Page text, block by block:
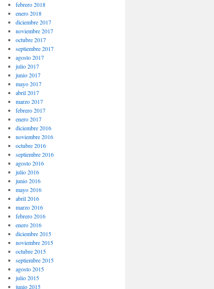
febrero 2018
enero 2018
diciembre 2017
noviembre 2017
octubre 2017
septiembre 2017
agosto 2017
julio 2017
junio 2017
mayo 2017
abril 2017
marzo 2017
febrero 2017
enero 2017
diciembre 2016
noviembre 2016
octubre 2016
septiembre 2016
agosto 2016
julio 2016
junio 2016
mayo 2016
abril 2016
marzo 2016
febrero 2016
enero 2016
diciembre 2015
noviembre 2015
octubre 2015
septiembre 2015
agosto 2015
julio 2015
junio 2015